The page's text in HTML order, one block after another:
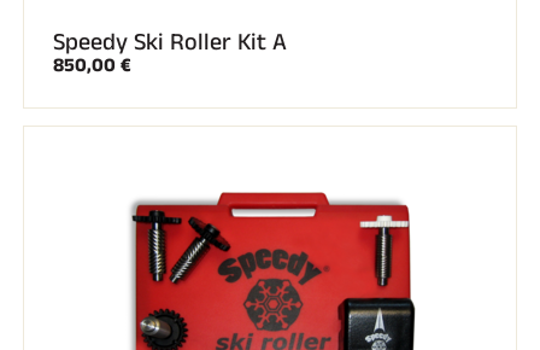
SKI DE FOND
Speedy Ski Roller Kit A
850,00 €